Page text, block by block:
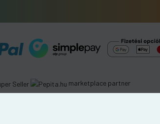
marketplace partner